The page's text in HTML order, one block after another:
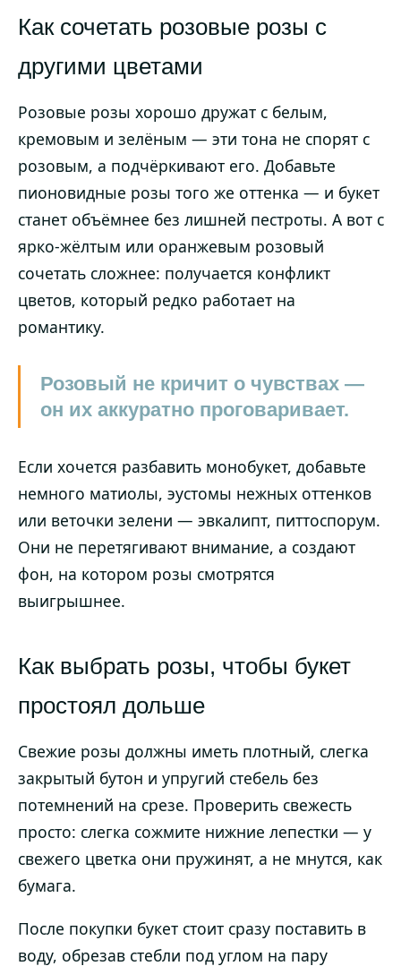
Как сочетать розовые розы с
другими цветами
Розовые розы хорошо дружат с белым,
кремовым и зелёным — эти тона не спорят с
розовым, а подчёркивают его. Добавьте
пионовидные розы того же оттенка — и букет
станет объёмнее без лишней пестроты. А вот с
ярко-жёлтым или оранжевым розовый
сочетать сложнее: получается конфликт
цветов, который редко работает на
романтику.
Розовый не кричит о чувствах —
он их аккуратно проговаривает.
Если хочется разбавить монобукет, добавьте
немного матиолы, эустомы нежных оттенков
или веточки зелени — эвкалипт, питтоспорум.
Они не перетягивают внимание, а создают
фон, на котором розы смотрятся
выигрышнее.
Как выбрать розы, чтобы букет
простоял дольше
Свежие розы должны иметь плотный, слегка
закрытый бутон и упругий стебель без
потемнений на срезе. Проверить свежесть
просто: слегка сожмите нижние лепестки — у
свежего цветка они пружинят, а не мнутся, как
бумага.
После покупки букет стоит сразу поставить в
воду, обрезав стебли под углом на пару